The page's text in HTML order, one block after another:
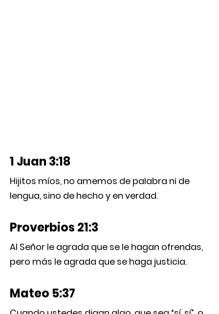
1 Juan 3:18
Hijitos míos, no amemos de palabra ni de
lengua, sino de hecho y en verdad.
Proverbios 21:3
Al Señor le agrada que se le hagan ofrendas,
pero más le agrada que se haga justicia.
Mateo 5:37